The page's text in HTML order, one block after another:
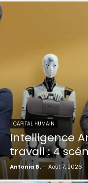
CAPITAL HUMAIN
Intelligence
travail : 4
Antonia B. - Août 7, 2026